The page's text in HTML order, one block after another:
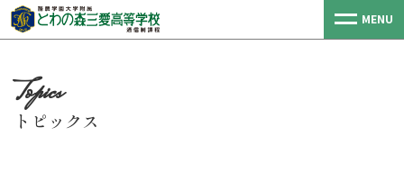
MENU
トピックス